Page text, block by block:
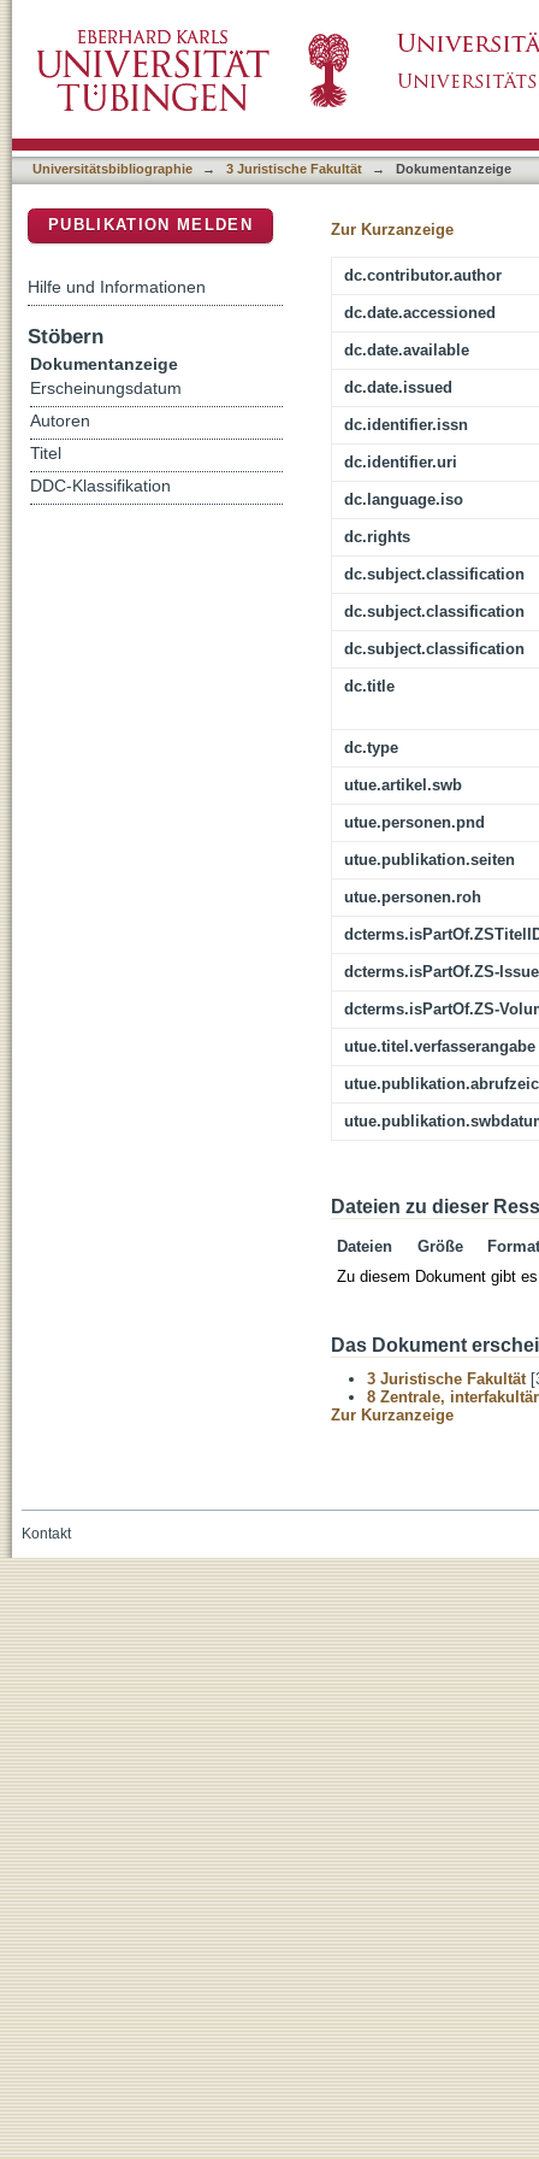
Arbeitsplatz
Universitätsbibliographie → 3 Juristische Fakultät → Dokumentanzeige
Zur Kurzanzeige
dc.contributor.author
dc.date.accessioned
dc.date.available
dc.date.issued
dc.identifier.issn
dc.identifier.uri
dc.language.iso
dc.rights
dc.subject.classification
dc.subject.classification
dc.subject.classification
dc.title
dc.type
utue.artikel.swb
utue.personen.pnd
utue.publikation.seiten
utue.personen.roh
dcterms.isPartOf.ZS-Issue
dcterms.isPartOf.ZS-
utue.titel.verfasserangabe
Dateien zu dieser
Dateien Größe
Format
Zu diesem Dokument gibt
Das Dokument
3 Juristische Fakultät
8 Zentrale,
Zur Kurzanzeige
PUBLIKATION MELDEN
Hilfe und Informationen
Stöbern
Dokumentanzeige
Erscheinungsdatum
Autoren
Titel
DDC-Klassifikation
Kontakt